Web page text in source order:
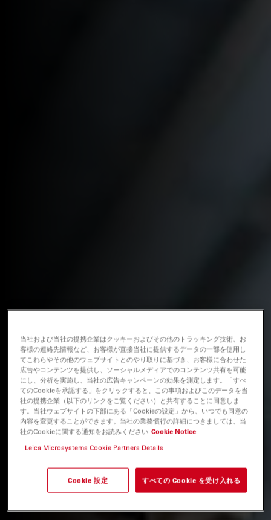
当社および当社の提携企業はクッキーおよびその他のトラッキング技術、お
客様の連絡先情報など、お客様が直接当社に提供するデータの一部を使用し
てこれらやその他のウェブサイトとのやり取りに基づき、お客様に合わせた
広告やコンテンツを提供し、ソーシャルメディアでのコンテンツ共有を可能
にし、分析を実施し、当社の広告キャンペーンの効果を測定します。「すべ
てのCookieを承認する」をクリックすると、この事項およびこのデータを当
社の提携企業（以下のリンクをご覧ください）と共有することに同意しま
す。当社ウェブサイトの下部にある「Cookieの設定」から、いつでも同意の
内容を変更することができます。当社の業務慣行の詳細につきましては、当
社のCookieに関する通知をお読みください Cookie Notice
Leica Microsystems Cookie Partners Details
Cookie 設定 すべての Cookie を受け入れる